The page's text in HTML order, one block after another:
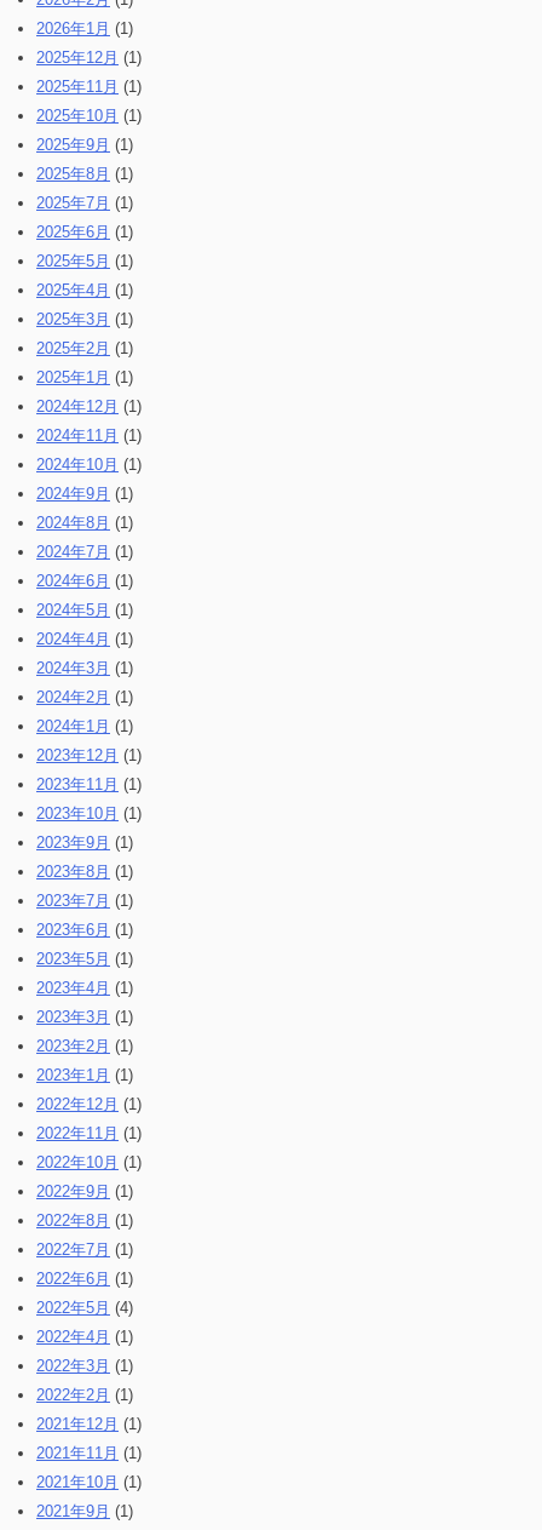
2026年1月 (1)
2025年12月 (1)
2025年11月 (1)
2025年10月 (1)
2025年9月 (1)
2025年8月 (1)
2025年7月 (1)
2025年6月 (1)
2025年5月 (1)
2025年4月 (1)
2025年3月 (1)
2025年2月 (1)
2025年1月 (1)
2024年12月 (1)
2024年11月 (1)
2024年10月 (1)
2024年9月 (1)
2024年8月 (1)
2024年7月 (1)
2024年6月 (1)
2024年5月 (1)
2024年4月 (1)
2024年3月 (1)
2024年2月 (1)
2024年1月 (1)
2023年12月 (1)
2023年11月 (1)
2023年10月 (1)
2023年9月 (1)
2023年8月 (1)
2023年7月 (1)
2023年6月 (1)
2023年5月 (1)
2023年4月 (1)
2023年3月 (1)
2023年2月 (1)
2023年1月 (1)
2022年12月 (1)
2022年11月 (1)
2022年10月 (1)
2022年9月 (1)
2022年8月 (1)
2022年7月 (1)
2022年6月 (1)
2022年5月 (4)
2022年4月 (1)
2022年3月 (1)
2022年2月 (1)
2021年12月 (1)
2021年11月 (1)
2021年10月 (1)
2021年9月 (1)